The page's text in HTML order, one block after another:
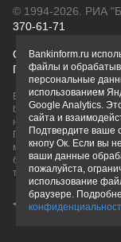
© 1994-2026. РИА
370-61-71
О проектеПолитика
Правовая
Вся информация о
bankinform.ru, носит
не является
ГК РФ. Информация не
может быть изменена.
банков или при
товарные знаки
Bankinform.ru
файлы и
персональные
использованием
Google Analytics.
сайта и
Подтвердите ваше
кнопу Ок. Если вы
ваши данные
пожалуйста,
использование
браузере.